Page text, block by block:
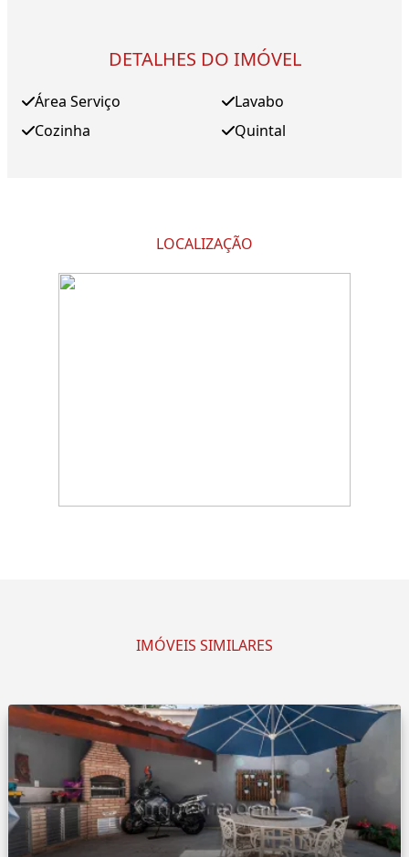
DETALHES DO IMÓVEL
Área Serviço
Cozinha
Lavabo
Quintal
LOCALIZAÇÃO
IMÓVEIS SIMILARES